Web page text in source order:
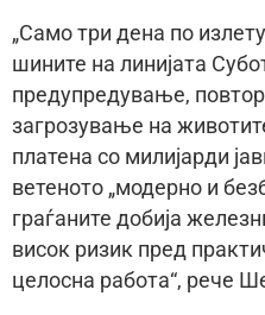
„Само три дена по
шините на линијата
предупредување,
загрозување на
платена со милијарди
ветеното „модерно и
граѓаните добија
висок ризик пред
целосна работа“, рече